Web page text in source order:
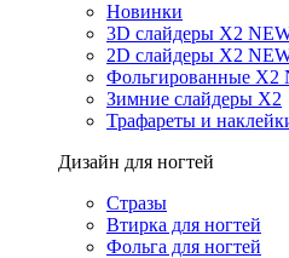
Новинки
3D слайдеры X2
2D слайдеры X2
Фольгированные X2
Зимние слайдеры Х2
Трафареты и
Дизайн для ногтей
Стразы
Втирка для ногтей
Фольга для ногтей